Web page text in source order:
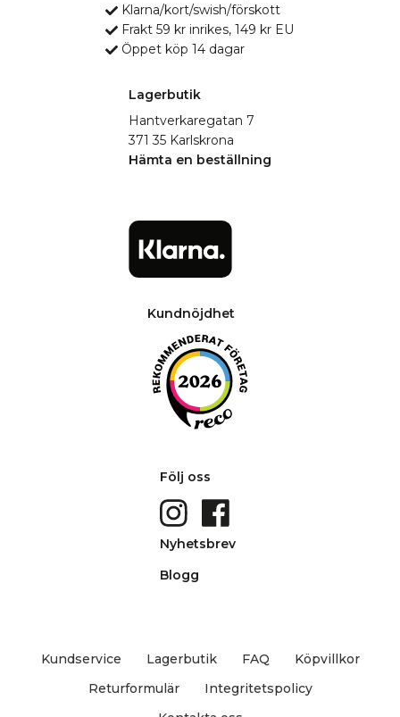
Klarna/kort/swish/förskott
Frakt 59 kr inrikes, 149 kr EU
Öppet köp 14 dagar
Lagerbutik
Hantverkaregatan 7
371 35 Karlskrona
Hämta en beställning
Kundnöjdhet
Följ oss
Nyhetsbrev
Blogg
Kundservice Lagerbutik FAQ
Köpvillkor
Returformulär
Integritetspolicy